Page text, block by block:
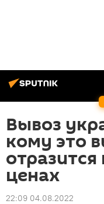
Вывоз
кому это
ценах
22:09 04.08.2022